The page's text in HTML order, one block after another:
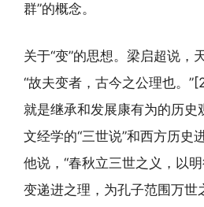
群”的概念。
关于“变”的思想。梁启超说，
“故夫变者，古今之公理也。
就是继承和发展康有为的历史
文经学的“三世说”和西方历史
他说，“春秋立三世之义，以
变递进之理，为孔子范围万世